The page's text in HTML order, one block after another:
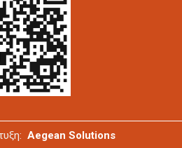
Aegean Solutions